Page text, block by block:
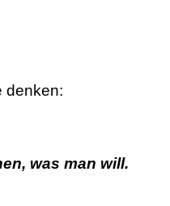
denken:
was man will.